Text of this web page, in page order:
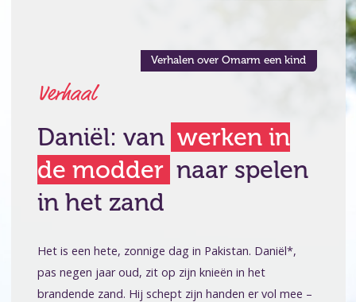
Verhalen over Omarm een kind
Verhaal
Daniël: van werken in
de modder naar spelen
in het zand
Het is een hete, zonnige dag in Pakistan. Daniël*,
pas negen jaar oud, zit op zijn knieën in het
brandende zand. Hij schept zijn handen er vol mee –